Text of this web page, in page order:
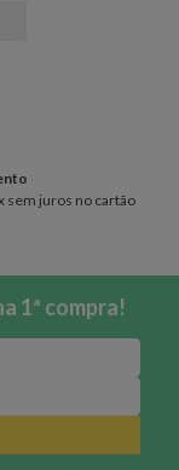
sem juros no cartão
1ª compra!